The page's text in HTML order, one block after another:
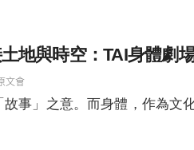
地與時空：TAI身體劇
文會
故事」之意。而身體，作為